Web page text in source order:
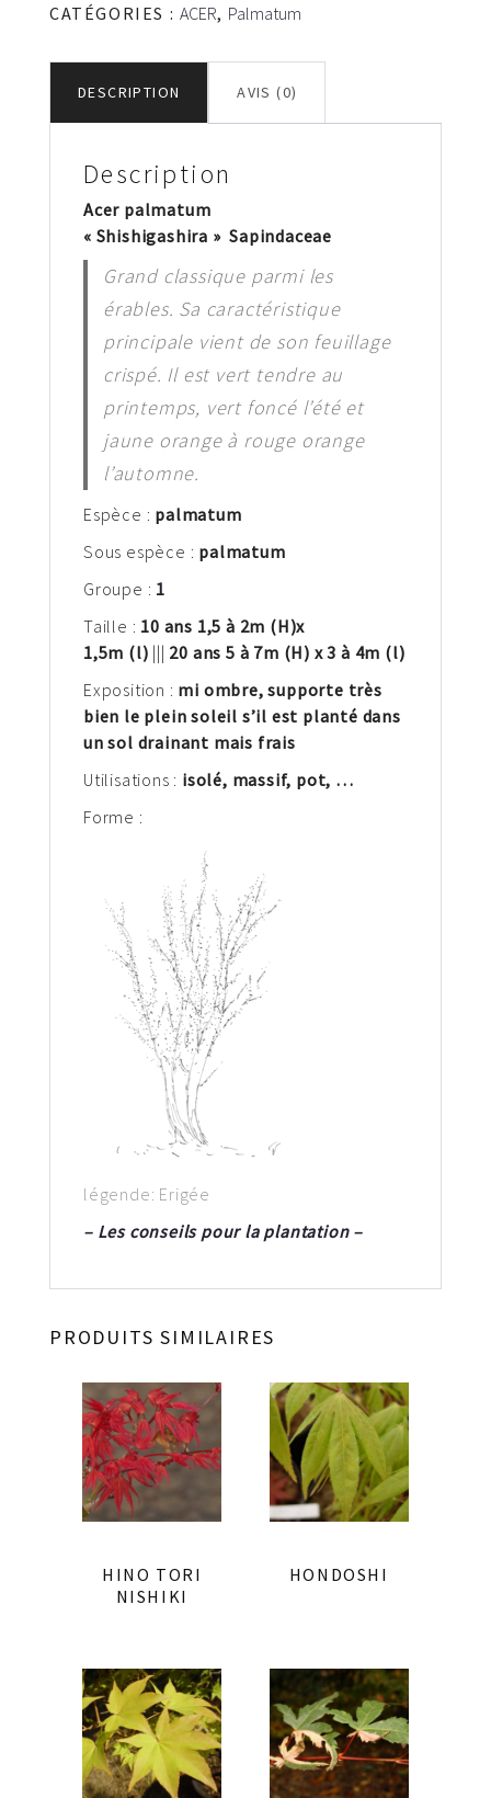
CATÉGORIES : ACER, Palmatum
DESCRIPTION AVIS (0)
Description
Acer palmatum
« Shishigashira » Sapindaceae
Grand classique parmi les
érables. Sa caractéristique
principale vient de son feuillage
crispé. Il est vert tendre au
printemps, vert foncé l’été et
jaune orange à rouge orange
l’automne.
Espèce : palmatum
Sous espèce : palmatum
Groupe : 1
Taille : 10 ans 1,5 à 2m (H)x
1,5m (l) ||| 20 ans 5 à 7m (H) x 3 à 4m (l)
Exposition : mi ombre, supporte très
bien le plein soleil s’il est planté dans
un sol drainant mais frais
Utilisations : isolé, massif, pot, …
Forme :
légende: Erigée
– Les conseils pour la plantation –
PRODUITS SIMILAIRES
HINO TORI
NISHIKI
HONDOSHI